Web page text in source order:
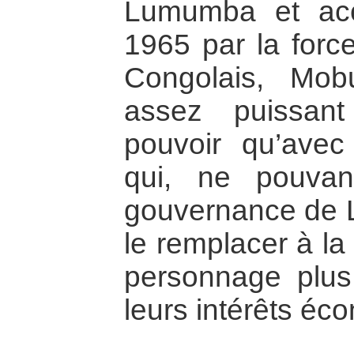
Lumumba et
1965 par la
Congolais,
assez
pouvoir
qui, ne
gouvernance de
le remplacer à
personnage
leurs intérêts